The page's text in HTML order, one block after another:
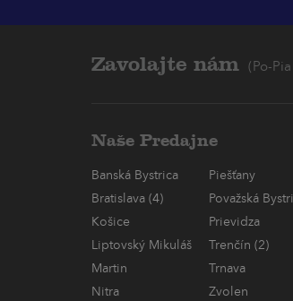
Zavolajte nám (Po-
Naše Predajne
Banská Bystrica
Piešťany
Bratislava (4)
Považská
Košice
Prievidza
Liptovský Mikuláš
Trenčín (2)
Martin
Trnava
Nitra
Zvolen